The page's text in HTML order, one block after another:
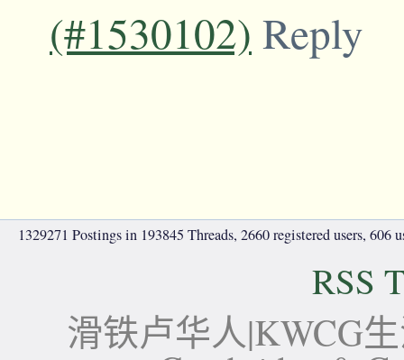
(#1530102) Reply
1329271 Postings in 193845 Threads, 2660 registered users, 606
RSS
滑铁卢华人|KWCG